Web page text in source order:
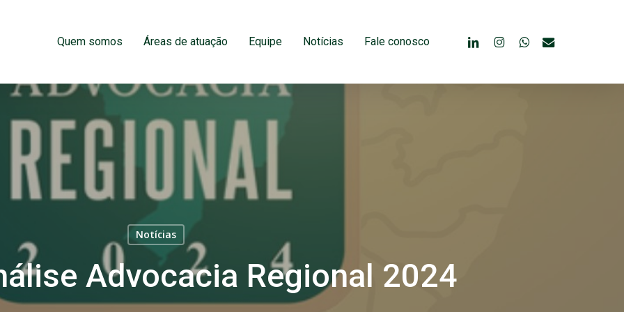
Quem somos Áreas de atuação Equipe Notícias Fale conosco linkedininstagramwhatsapp
email
Notícias
Advocacia Regional 2024